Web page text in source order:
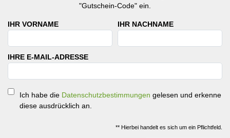
"Gutschein-Code" ein.
IHR VORNAME IHR NACHNAME
IHRE E-MAIL-ADRESSE
Ich habe die Datenschutzbestimmungen gelesen und erkenne
diese ausdrücklich an.
** Hierbei handelt es sich um ein Pflichtfeld.